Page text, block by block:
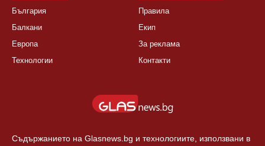
България
Балкани
Европа
Технологии
Правила
Екип
За реклама
Контакти
Съдържанието на Glasnews.bg и технологиите, използвани в